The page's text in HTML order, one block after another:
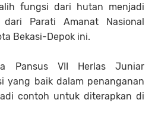
fungsi dari hutan menjadi
dari Parati Amanat Nasional
Bekasi-Depok ini.
Pansus VII Herlas Juniar
yang baik dalam penanganan
contoh untuk diterapkan di